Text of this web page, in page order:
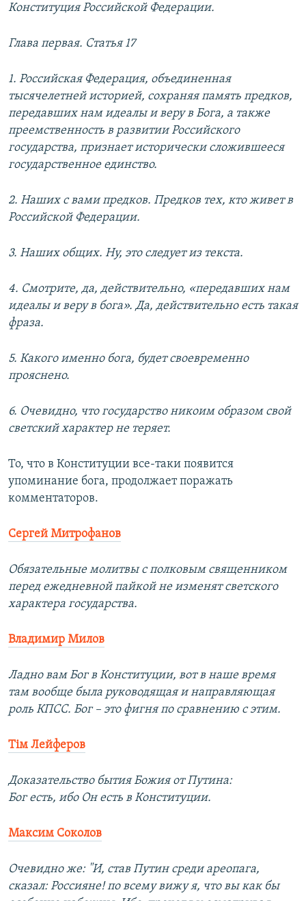
Конституция Российской Федерации.
Глава первая. Статья 17
1. Российская Федерация, объединенная
тысячелетней историей, сохраняя память предков,
передавших нам идеалы и веру в Бога, а также
преемственность в развитии Российского
государства, признает исторически сложившееся
государственное единство.
2. Наших с вами предков. Предков тех, кто живет в
Российской Федерации.
3. Наших общих. Ну, это следует из текста.
4. Смотрите, да, действительно, «передавших нам
идеалы и веру в бога». Да, действительно есть такая
фраза.
5. Какого именно бога, будет своевременно
прояснено.
6. Очевидно, что государство никоим образом свой
светский характер не теряет.
То, что в Конституции все-таки появится
упоминание бога, продолжает поражать
комментаторов.
Сергей Митрофанов
Обязательные молитвы с полковым священником
перед ежедневной пайкой не изменят светского
характера государства.
Владимир Милов
Ладно вам Бог в Конституции, вот в наше время
там вообще была руководящая и направляющая
роль КПСС. Бог – это фигня по сравнению с этим.
Тім Лейферов
Доказательство бытия Божия от Путина:
Бог есть, ибо Он есть в Конституции.
Максим Соколов
Очевидно же: "И, став Путин среди ареопага,
сказал: Россияне! по всему вижу я, что вы как бы